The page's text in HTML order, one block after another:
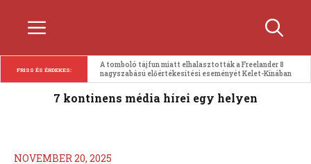
Menü
FRISS ÉS ÉRDEKES:
A tomboló tájfun miatt elhalasztották a Freelander 8
nagyszabású előértékesítési eseményét Kelet-Kínában
7 kontinens média hírei egy helyen
NOVEMBER 20, 2025